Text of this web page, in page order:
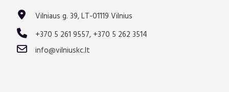
Vilniaus g. 39, LT-01119 Vilnius
+370 5 261 9557, +370 5 262 3514
info@vilniuskc.lt